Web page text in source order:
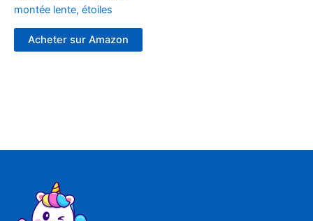
montée lente, étoiles
Acheter sur Amazon